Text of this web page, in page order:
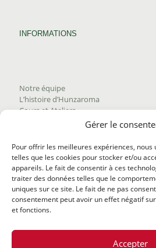
Gérer le
Pour offrir les meilleures expériences, nous
telles que les cookies pour stocker et/ou
appareils. Le fait de consentir à ces
traiter des données telles que le
uniques sur ce site. Le fait de ne pas
consentement peut avoir un effet négatif
et fonctions.
Accepter
INFORMATIONS
Notre équipe
L’histoire d’Hunzaroma
Cours et Ateliers
Trouver nos produits
Politique de frais d'envoi
Termes et conditions
Politique de remboursement